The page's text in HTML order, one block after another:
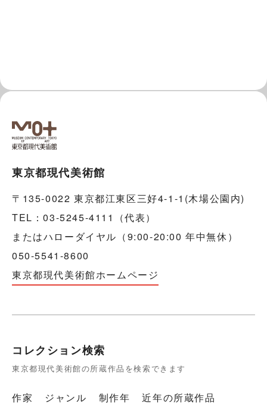
東京都現代美術館
〒135-0022 東京都江東区三好4-1-1(木場公園内)
TEL：03-5245-4111（代表）
またはハローダイヤル（9:00-20:00 年中無休）
050-5541-8600
東京都現代美術館ホームページ
コレクション検索
東京都現代美術館の所蔵作品を検索できます
作家 ジャンル 制作年 近年の所蔵作品